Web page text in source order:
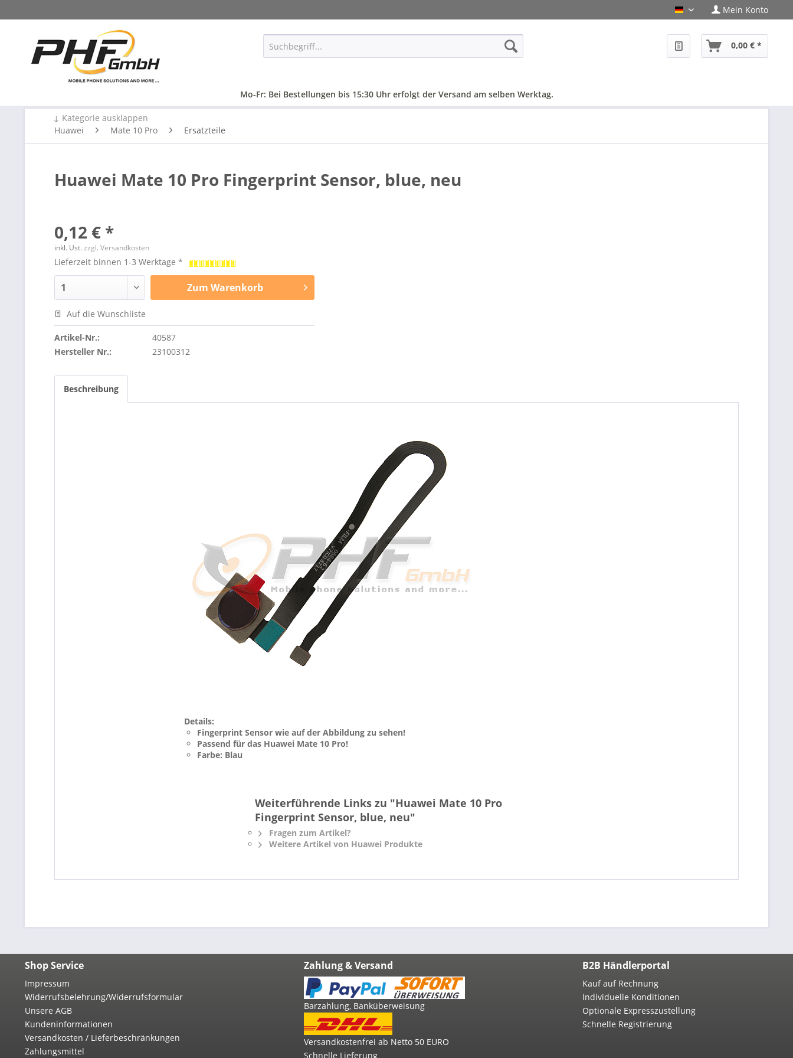
PHF-Shop Deutsch
Mein Konto
0,00 € *
Mo-Fr: Bei Bestellungen bis 15:30 Uhr erfolgt der Versand am selben Werktag.
↓ Kategorie ausklappen
Huawei
Mate 10 Pro Ersatzteile
Huawei Mate 10 Pro Fingerprint Sensor, blue, neu
0,12 € *
inkl. Ust.zzgl. Versandkosten
Lieferzeit binnen 1-3 Werktage *
ZumWarenkorb
Auf die Wunschliste
Artikel-Nr.:
40587
Hersteller Nr.:
23100312
Beschreibung
Details:
Fingerprint Sensor wie auf der Abbildung zu sehen!
Passend für das Huawei Mate 10 Pro!
Farbe: Blau
Weiterführende Links zu "Huawei Mate 10 Pro
Fingerprint Sensor, blue, neu"
Fragen zum Artikel?
Weitere Artikel von Huawei Produkte
Shop Service
Impressum
Widerrufsbelehrung/Widerrufsformular
Unsere AGB
Kundeninformationen
Versandkosten / Lieferbeschränkungen
Zahlungsmittel
Zahlung & Versand
Barzahlung, Banküberweisung
Versandkostenfrei ab Netto 50 EURO
Schnelle Lieferung
B2B Händlerportal
Kauf auf Rechnung
Individuelle Konditionen
Optionale Expresszustellung
Schnelle Registrierung